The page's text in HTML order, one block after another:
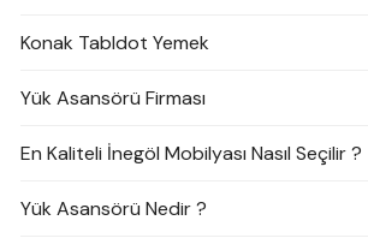
Konak Tabldot Yemek
Yük Asansörü Firması
En Kaliteli İnegöl Mobilyası Nasıl Seçilir ?
Yük Asansörü Nedir ?